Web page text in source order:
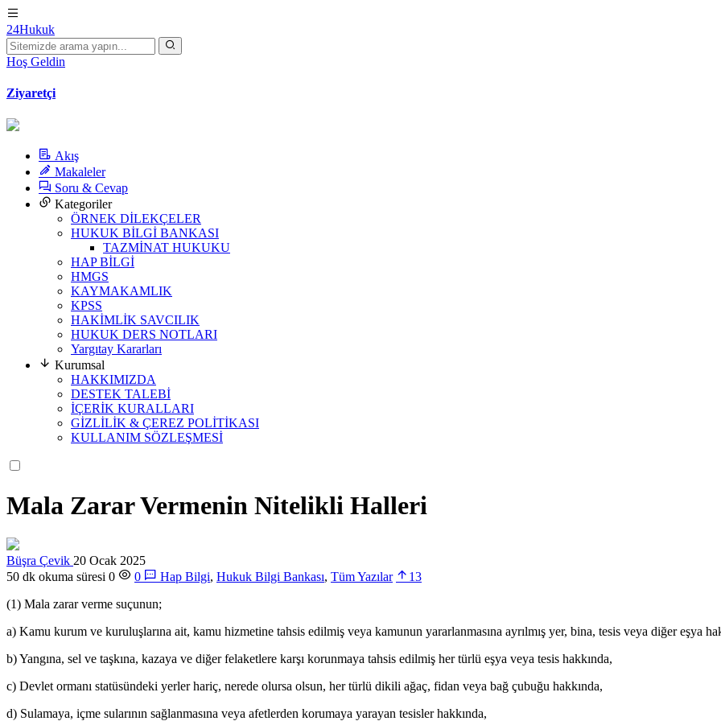
24Hukuk
Hoş Geldin
Ziyaretçi
Akış
Makaleler
Soru & Cevap
Kategoriler
ÖRNEK DİLEKÇELER
HUKUK BİLGİ BANKASI
TAZMİNAT HUKUKU
HAP BİLGİ
HMGS
KAYMAKAMLIK
KPSS
HAKİMLİK SAVCILIK
HUKUK DERS NOTLARI
Yargıtay Kararları
Kurumsal
HAKKIMIZDA
DESTEK TALEBİ
İÇERİK KURALLARI
GİZLİLİK & ÇEREZ POLİTİKASI
KULLANIM SÖZLEŞMESİ
Mala Zarar Vermenin Nitelikli Halleri
Büşra Çevik 20 Ocak 2025
50 dk okuma süresi 0 0 Hap Bilgi, Hukuk Bilgi Bankası, Tüm Yazılar
13
(1) Mala zarar verme suçunun;
a) Kamu kurum ve kuruluşlarına ait, kamu hizmetine tahsis edilmiş veya kamunun yararlanmasına ayrılmış yer, bina, tesis veya diğer eşya
b) Yangına, sel ve taşkına, kazaya ve diğer felaketlere karşı korunmaya tahsis edilmiş her türlü eşya veya tesis hakkında,
c) Devlet ormanı statüsündeki yerler hariç, nerede olursa olsun, her türlü dikili ağaç, fidan veya bağ çubuğu hakkında,
d) Sulamaya, içme sularının sağlanmasına veya afetlerden korumaya yarayan tesisler hakkında,